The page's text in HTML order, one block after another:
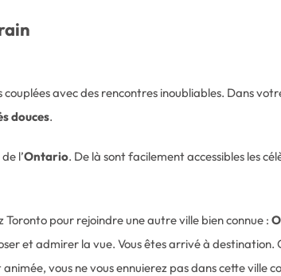
avec des rencontres inoubliables. Dans
douces.
l’Ontario. De là sont facilement accessibles les
Toronto pour rejoindre une autre ville bien connue :
et admirer la vue. Vous êtes arrivé à
vous ne vous ennuierez pas dans cette ville